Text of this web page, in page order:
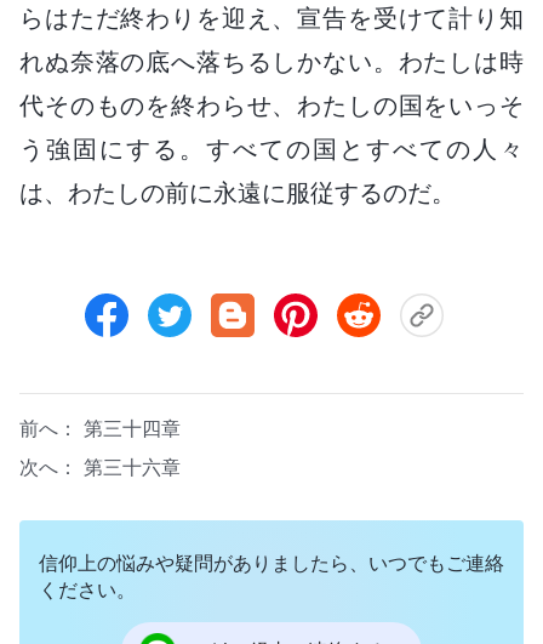
らはただ終わりを迎え、宣告を受けて計り知
れぬ奈落の底へ落ちるしかない。わたしは時
代そのものを終わらせ、わたしの国をいっそ
う強固にする。すべての国とすべての人々
は、わたしの前に永遠に服従するのだ。
前へ： 第三十四章
次へ： 第三十六章
信仰上の悩みや疑問がありましたら、いつでもご連絡
ください。